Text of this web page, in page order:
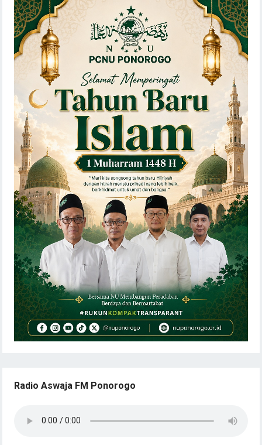
Radio Aswaja FM Ponorogo